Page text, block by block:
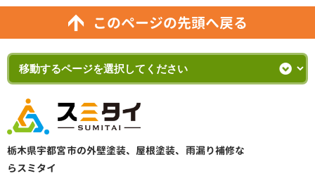
このページの先頭へ戻る
栃木県宇都宮市の外壁塗装、屋根塗装、雨漏り補修な
らスミタイ